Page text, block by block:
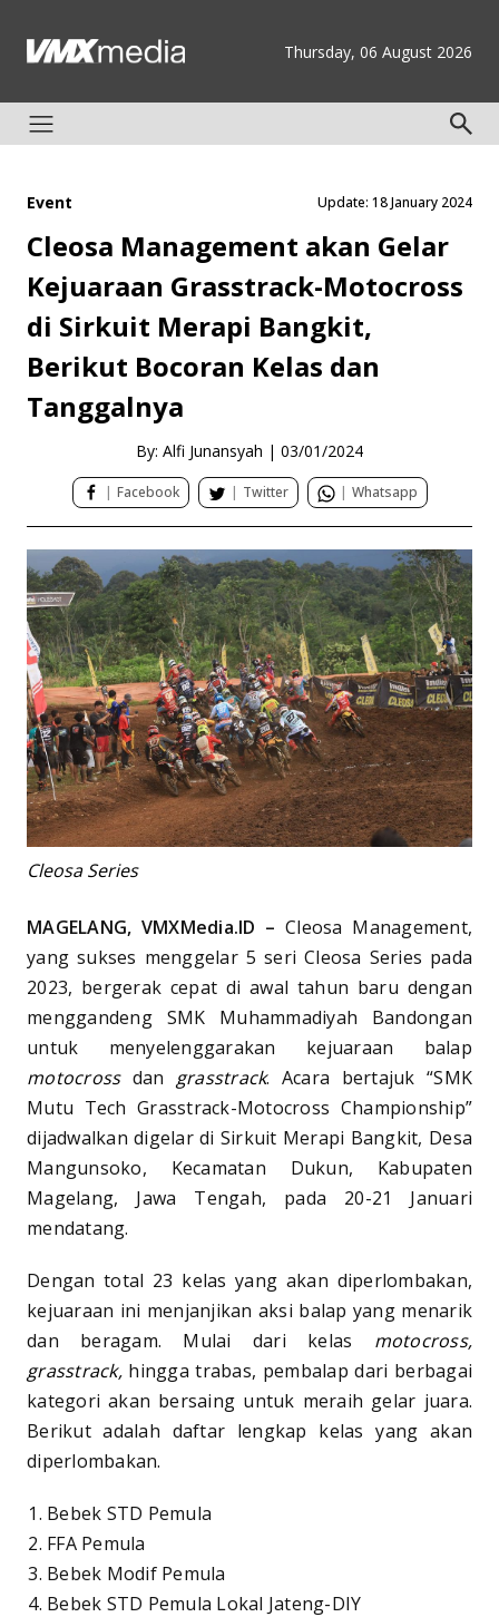
Thursday, 06 August 2026
Event Update: 18 January 2024
Cleosa Management akan Gelar
Kejuaraan Grasstrack-Motocross
di Sirkuit Merapi Bangkit,
Berikut Bocoran Kelas dan
Tanggalnya
By: Alfi Junansyah | 03/01/2024
| Facebook | Twitter | Whatsapp
Cleosa Series
MAGELANG, VMXMedia.ID –Cleosa Management,
yang sukses menggelar 5 seri Cleosa Series pada
2023, bergerak cepat di awal tahun baru dengan
menggandeng SMK Muhammadiyah Bandongan
untuk menyelenggarakan kejuaraan balap
motocrossdan grasstrack. Acara bertajuk “SMK
Mutu Tech Grasstrack-Motocross Championship”
dijadwalkan digelar di Sirkuit Merapi Bangkit, Desa
Mangunsoko, Kecamatan Dukun, Kabupaten
Magelang, Jawa Tengah, pada 20-21 Januari
mendatang.
Dengan total 23 kelas yang akan diperlombakan,
kejuaraan ini menjanjikan aksi balap yang menarik
dan beragam. Mulai dari kelas motocross,
grasstrack,hingga trabas, pembalap dari berbagai
kategori akan bersaing untuk meraih gelar juara.
Berikut adalah daftar lengkap kelas yang akan
diperlombakan.
Bebek STD Pemula
FFA Pemula
Bebek Modif Pemula
Bebek STD Pemula Lokal Jateng-DIY